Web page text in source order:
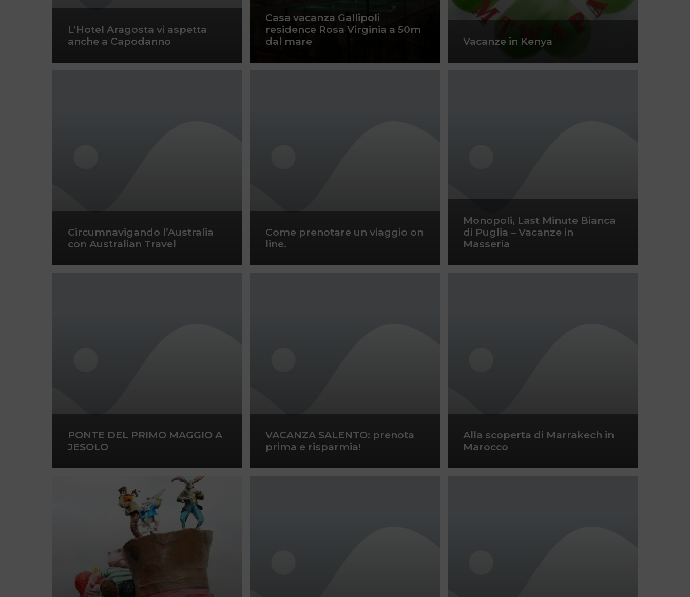
L’Hotel Aragosta vi aspetta
anche a Capodanno
Casa vacanza Gallipoli
residence Rosa Virginia a 50m
dal mare
Vacanze in Kenya
Circumnavigando l’Australia
con Australian Travel
Come prenotare un viaggio on
line.
Monopoli, Last Minute Bianca
di Puglia – Vacanze in
Masseria
PONTE DEL PRIMO MAGGIO A
JESOLO
VACANZA SALENTO: prenota
prima e risparmia!
Alla scoperta di Marrakech in
Marocco